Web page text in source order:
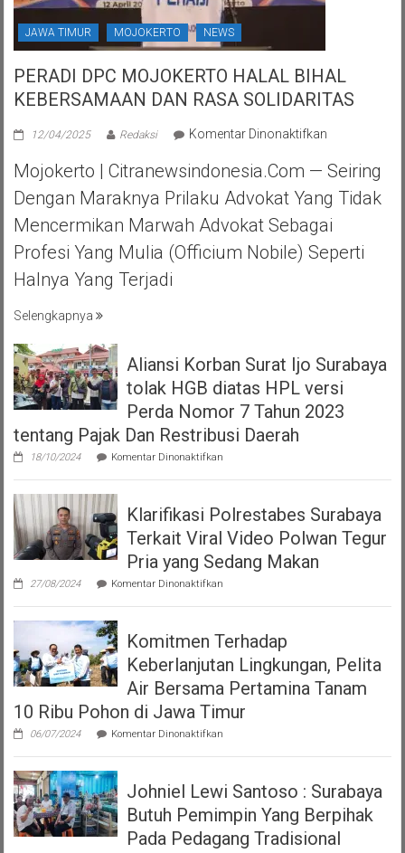
JAWA TIMUR MOJOKERTO NEWS
PERADI DPC MOJOKERTO HALAL BIHAL
KEBERSAMAAN DAN RASA SOLIDARITAS
12/04/2025 Redaksi Komentar Dinonaktifkan
DPC
MOJOKERTO
HALAL
BIHAL
DAN
Mojokerto | Citranewsindonesia.com — Seiring
Dengan Maraknya Prilaku Advokat Yang Tidak
Mencermikan Marwah Advokat Sebagai
Profesi Yang Mulia (officium Nobile) Seperti
Halnya Yang Terjadi
Selengkapnya
Aliansi Korban Surat Ijo Surabaya
tolak HGB diatas HPL versi
Perda Nomor 7 Tahun 2023
tentang Pajak Dan Restribusi Daerah
18/10/2024 Komentar Dinonaktifkan
Korban
Ijo
tolak
HGB
diatas
7
Tahun
2023
tentang
Dan
Klarifikasi Polrestabes Surabaya
Terkait Viral Video Polwan Tegur
Pria yang Sedang Makan
27/08/2024 Komentar Dinonaktifkan
Polrestabes
Terkait
Video
Polwan
Tegur
Pria
Komitmen Terhadap
Keberlanjutan Lingkungan, Pelita
Air Bersama Pertamina Tanam
10 Ribu Pohon di Jawa Timur
06/07/2024 Komentar Dinonaktifkan
Terhadap
Lingkungan,
Air
Bersama
Pertamina
Johniel Lewi Santoso : Surabaya
Butuh Pemimpin Yang Berpihak
Pada Pedagang Tradisional